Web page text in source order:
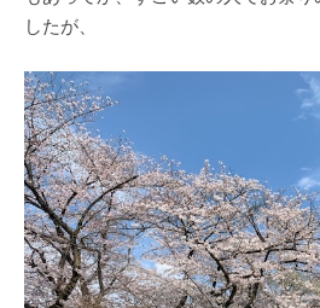
したが、